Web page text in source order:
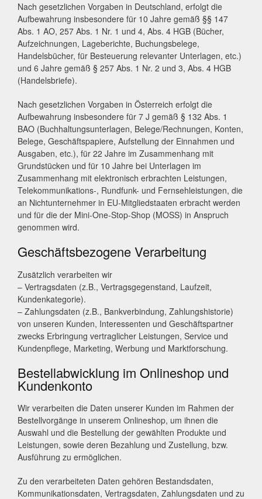
Nach gesetzlichen Vorgaben in Deutschland, erfolgt die
Aufbewahrung insbesondere für 10 Jahre gemäß §§ 147
Abs. 1 AO, 257 Abs. 1 Nr. 1 und 4, Abs. 4 HGB (Bücher,
Aufzeichnungen, Lageberichte, Buchungsbelege,
Handelsbücher, für Besteuerung relevanter Unterlagen, etc.)
und 6 Jahre gemäß § 257 Abs. 1 Nr. 2 und 3, Abs. 4 HGB
(Handelsbriefe).
Nach gesetzlichen Vorgaben in Österreich erfolgt die
Aufbewahrung insbesondere für 7 J gemäß § 132 Abs. 1
BAO (Buchhaltungsunterlagen, Belege/Rechnungen, Konten,
Belege, Geschäftspapiere, Aufstellung der Einnahmen und
Ausgaben, etc.), für 22 Jahre im Zusammenhang mit
Grundstücken und für 10 Jahre bei Unterlagen im
Zusammenhang mit elektronisch erbrachten Leistungen,
Telekommunikations-, Rundfunk- und Fernsehleistungen, die
an Nichtunternehmer in EU-Mitgliedstaaten erbracht werden
und für die der Mini-One-Stop-Shop (MOSS) in Anspruch
genommen wird.
Geschäftsbezogene Verarbeitung
Zusätzlich verarbeiten wir
– Vertragsdaten (z.B., Vertragsgegenstand, Laufzeit,
Kundenkategorie).
– Zahlungsdaten (z.B., Bankverbindung, Zahlungshistorie)
von unseren Kunden, Interessenten und Geschäftspartner
zwecks Erbringung vertraglicher Leistungen, Service und
Kundenpflege, Marketing, Werbung und Marktforschung.
Bestellabwicklung im Onlineshop und
Kundenkonto
Wir verarbeiten die Daten unserer Kunden im Rahmen der
Bestellvorgänge in unserem Onlineshop, um ihnen die
Auswahl und die Bestellung der gewählten Produkte und
Leistungen, sowie deren Bezahlung und Zustellung, bzw.
Ausführung zu ermöglichen.
Zu den verarbeiteten Daten gehören Bestandsdaten,
Kommunikationsdaten, Vertragsdaten, Zahlungsdaten und zu